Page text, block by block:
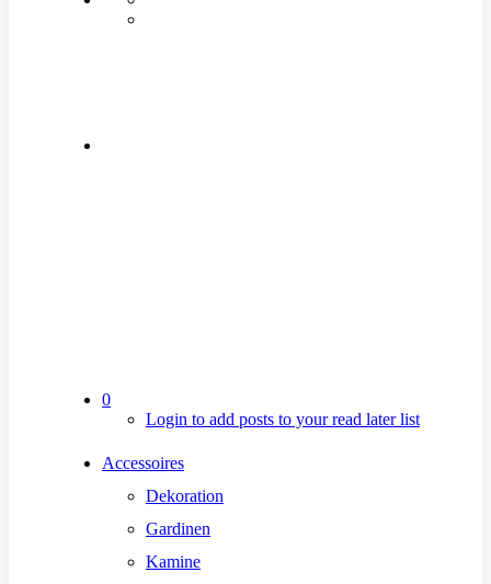
0
Login to add posts to your read later list
Accessoires
Dekoration
Gardinen
Kamine